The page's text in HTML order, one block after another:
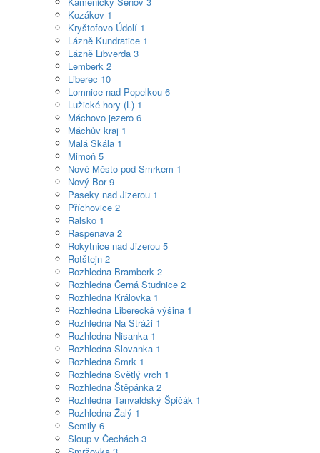
Kozákov 1
Kryštofovo Údolí 1
Lázně Kundratice 1
Lázně Libverda 3
Lemberk 2
Liberec 10
Lomnice nad Popelkou 6
Lužické hory (L) 1
Máchovo jezero 6
Máchův kraj 1
Malá Skála 1
Mimoň 5
Nové Město pod Smrkem 1
Nový Bor9
Paseky nad Jizerou 1
Příchovice 2
Ralsko 1
Raspenava 2
Rokytnice nad Jizerou 5
Rotštejn 2
Rozhledna Bramberk 2
Rozhledna Černá Studnice 2
Rozhledna Královka 1
Rozhledna Liberecká výšina 1
Rozhledna Na Stráži 1
Rozhledna Nisanka 1
Rozhledna Slovanka 1
Rozhledna Smrk 1
Rozhledna Světlý vrch 1
Rozhledna Štěpánka 2
Rozhledna Tanvaldský Špičák 1
Rozhledna Žalý 1
Semily 6
Sloup v Čechách 3